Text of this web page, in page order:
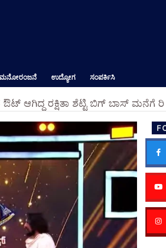
ಉದ್ಯೋಗ ಸಂಪರ್ಕಿಸಿ
ಆಗಿದ್ದ ರಕ್ಷಿತಾ ಶೆಟ್ಟಿ ಬಿಗ್ ಬಾಸ್ ಮನೆಗೆ ರಿ